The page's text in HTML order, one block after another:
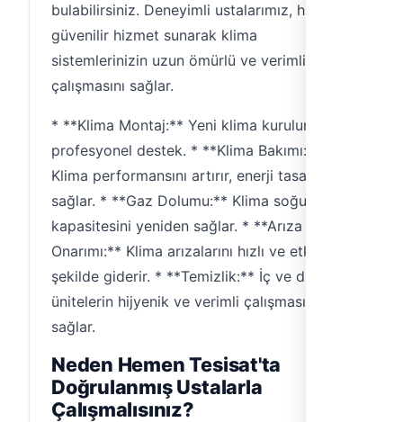
bulabilirsiniz. Deneyimli ustalarımız, hızlı ve
güvenilir hizmet sunarak klima
sistemlerinizin uzun ömürlü ve verimli
çalışmasını sağlar.
* **Klima Montaj:** Yeni klima kurulumunda
profesyonel destek. * **Klima Bakımı:**
Klima performansını artırır, enerji tasarrufu
sağlar. * **Gaz Dolumu:** Klima soğutma
kapasitesini yeniden sağlar. * **Arıza
Onarımı:** Klima arızalarını hızlı ve etkili bir
şekilde giderir. * **Temizlik:** İç ve dış
ünitelerin hijyenik ve verimli çalışmasını
sağlar.
Neden Hemen Tesisat'ta
Doğrulanmış Ustalarla
Çalışmalısınız?